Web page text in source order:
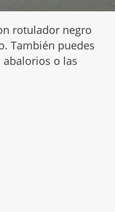
rotulador negro
También puedes
o las